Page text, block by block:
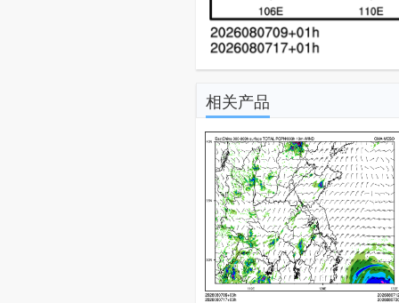
相关产品